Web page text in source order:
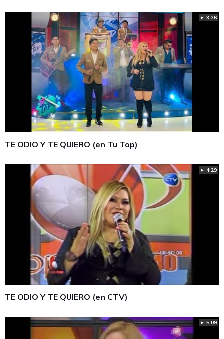
► 3:26
TE ODIO Y TE QUIERO (en Tu Top)
► 4:29
TE ODIO Y TE QUIERO (en CTV)
► 5:09